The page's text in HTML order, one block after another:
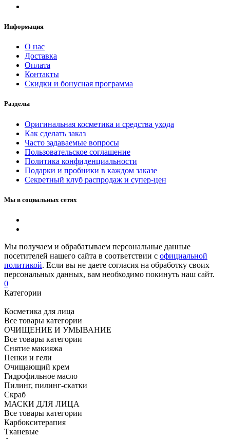
Информация
О нас
Доставка
Оплата
Контакты
Скидки и бонусная программа
Разделы
Оригинальная косметика и средства ухода
Как сделать заказ
Часто задаваемые вопросы
Пользовательское соглашение
Политика конфиденциальности
Подарки и пробники в каждом заказе
Секретный клуб распродаж и супер-цен
Мы в социальных сетях
Мы получаем и обрабатываем персональные данные
посетителей нашего сайта в соответствии с официальной
политикой. Если вы не даете согласия на обработку своих
персональных данных, вам необходимо покинуть наш сайт.
0
Категории
Косметика для лица
Все товары категории
ОЧИЩЕНИЕ И УМЫВАНИЕ
Все товары категории
Снятие макияжа
Пенки и гели
Очищающий крем
Гидрофильное масло
Пилинг, пилинг-скатки
Скраб
МАСКИ ДЛЯ ЛИЦА
Все товары категории
Карбокситерапия
Тканевые